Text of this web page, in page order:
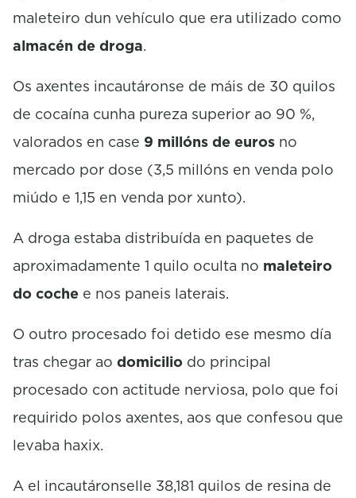
maleteiro dun vehículo que era utilizado como
almacén de droga.
Os axentes incautáronse de máis de 30 quilos
de cocaína cunha pureza superior ao 90 %,
valorados en case 9 millóns de euros no
mercado por dose (3,5 millóns en venda polo
miúdo e 1,15 en venda por xunto).
A droga estaba distribuída en paquetes de
aproximadamente 1 quilo oculta no maleteiro
do coche e nos paneis laterais.
O outro procesado foi detido ese mesmo día
tras chegar ao domicilio do principal
procesado con actitude nerviosa, polo que foi
requirido polos axentes, aos que confesou que
levaba haxix.
A el incautáronselle 38,181 quilos de resina de